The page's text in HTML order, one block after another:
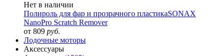
Нет в наличии
Полироль для фар и прозрачного пластикаSONAX
NanoPro Scratch Remover
от 809 руб.
Лодочные моторы
Аксессуары